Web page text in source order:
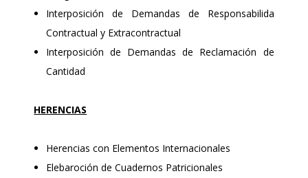
Interposición de Demandas de Responsabilida
Contractual y Extracontractual
Interposición de Demandas de Reclamación de
Cantidad
HERENCIAS
Herencias con Elementos Internacionales
Elebaroción de Cuadernos Patricionales